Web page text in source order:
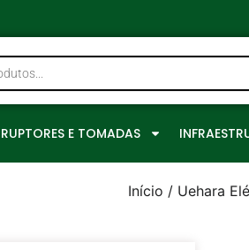
E TOMADAS
Início / Uehara